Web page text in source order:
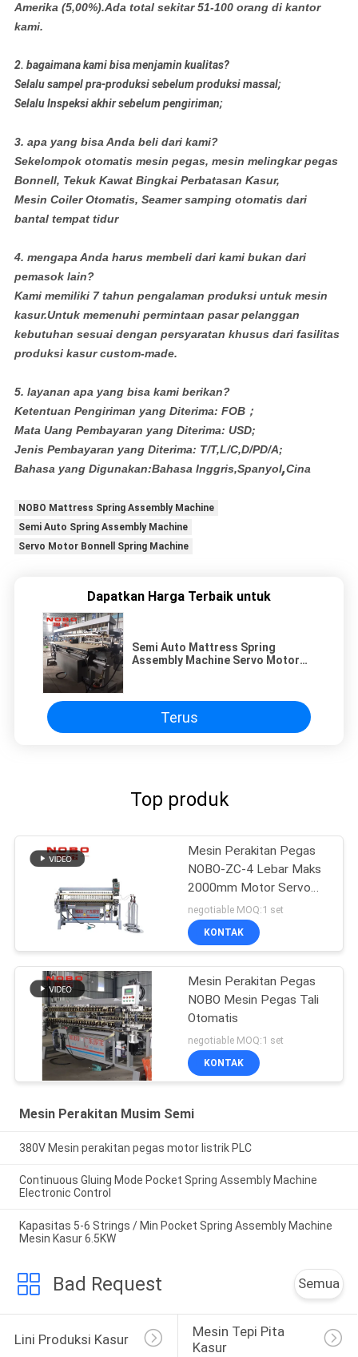
Amerika (5,00%).Ada total sekitar 51-100 orang di kantor
kami.
2. bagaimana kami bisa menjamin kualitas?
Selalu sampel pra-produksi sebelum produksi massal;
Selalu Inspeksi akhir sebelum pengiriman;
3. apa yang bisa Anda beli dari kami?
Sekelompok otomatis mesin pegas, mesin melingkar pegas
Bonnell, Tekuk Kawat Bingkai Perbatasan Kasur,
Mesin Coiler Otomatis, Seamer samping otomatis dari
bantal tempat tidur
4. mengapa Anda harus membeli dari kami bukan dari
pemasok lain?
Kami memiliki 7 tahun pengalaman produksi untuk mesin
kasur.Untuk memenuhi permintaan pasar pelanggan
kebutuhan sesuai dengan persyaratan khusus dari fasilitas
produksi kasur custom-made.
5. layanan apa yang bisa kami berikan?
Ketentuan Pengiriman yang Diterima: FOB；
Mata Uang Pembayaran yang Diterima: USD;
Jenis Pembayaran yang Diterima: T/T,L/C,D/PD/A;
Bahasa yang Digunakan:Bahasa Inggris,Spanyol,Cina
NOBO Mattress Spring Assembly Machine
Semi Auto Spring Assembly Machine
Servo Motor Bonnell Spring Machine
Dapatkan Harga Terbaik untuk
Semi Auto Mattress Spring
Assembly Machine Servo Motor
Terus
Top produk
Mesin Perakitan Pegas
NOBO-ZC-4 Lebar Maks
2000mm Motor Servo
4.5KW
negotiable MOQ:1 set
KONTAK
Mesin Perakitan Pegas
NOBO Mesin Pegas Tali
Otomatis
negotiable MOQ:1 set
KONTAK
Mesin Perakitan Musim Semi
380V Mesin perakitan pegas motor listrik PLC
Continuous Gluing Mode Pocket Spring Assembly Machine
Electronic Control
Kapasitas 5-6 Strings / Min Pocket Spring Assembly Machine
Mesin Kasur 6.5KW
Bad Request Semua
Lini Produksi Kasur
Mesin Tepi Pita
Kasur